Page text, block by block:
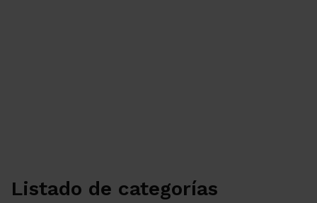
Listado de categorías